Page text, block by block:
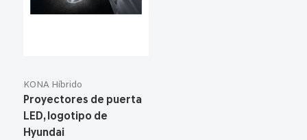
KONA Híbrido
Proyectores de puerta
LED, logotipo de
Hyundai